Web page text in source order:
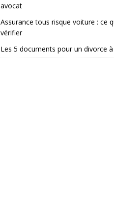
avocat
Assurance tous risque voiture : ce
vérifier
Les 5 documents pour un divorce